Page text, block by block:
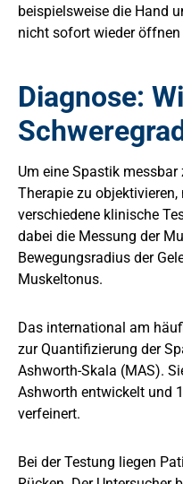
beispielsweise die Hand
nicht sofort wieder öffnen
Diagnose:
Um eine Spastik
Therapie zu
verschiedene klinische
dabei die Messung der
Bewegungsradius der
Muskeltonus.
Das international am
zur Quantifizierung der
Ashworth-Skala (MAS).
Ashworth entwickelt und
verfeinert.
Bei der Testung liegen